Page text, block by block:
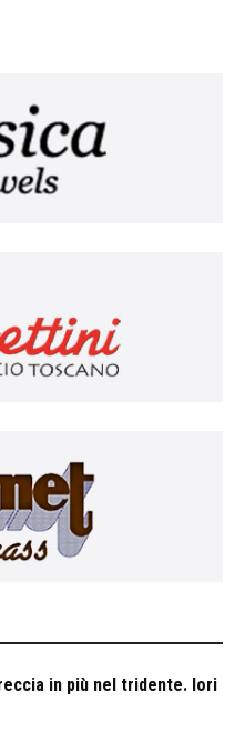
in più nel tridente. Iori